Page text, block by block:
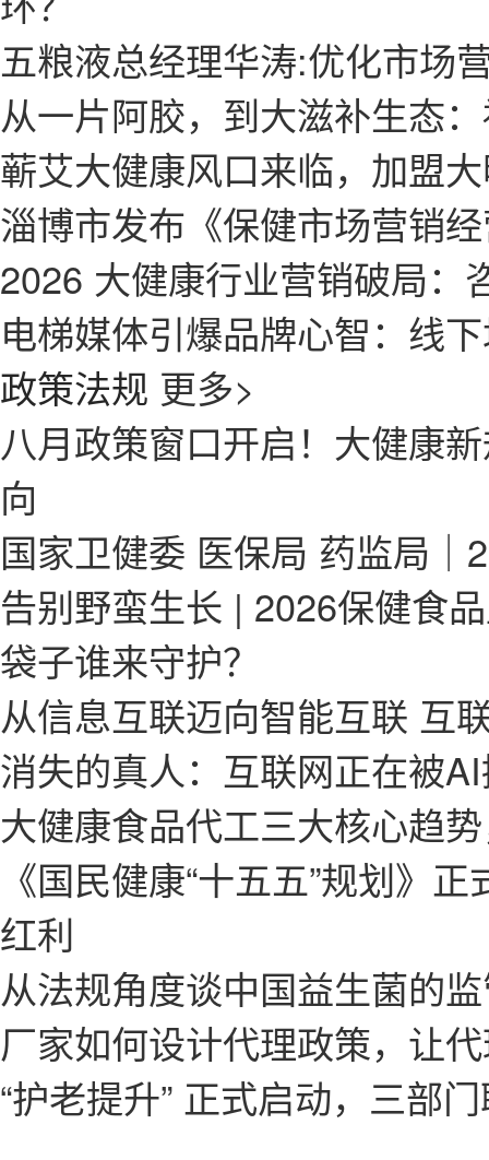
五粮液总经理华涛:优化市场
从一片阿胶，到大滋补生态
蕲艾大健康风口来临，加盟
淄博市发布《保健市场营销
2026 大健康行业营销破局：
电梯媒体引爆品牌心智：线
政策法规 更多>
八月政策窗口开启！大健康
向
国家卫健委 医保局 药监局
告别野蛮生长 | 2026保健食
袋子谁来守护？
从信息互联迈向智能互联 互
消失的真人：互联网正在被
大健康食品代工三大核心趋
《国民健康“十五五”规划》
红利
从法规角度谈中国益生菌的
厂家如何设计代理政策，让
“护老提升” 正式启动，三部